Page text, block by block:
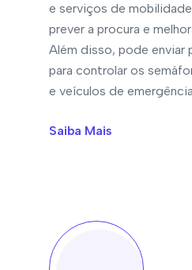
e serviços de
prever a procura e
Além disso, pode
para controlar os
e veículos de
Saiba Mais